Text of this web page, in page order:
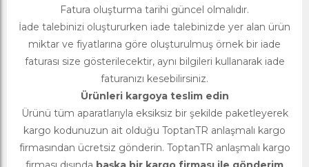
Fatura oluşturma tarihi güncel olmalıdır.
İade talebinizi oluştururken iade talebinizde yer alan ürün
miktar ve fiyatlarına göre oluşturulmuş örnek bir iade
faturası size gösterilecektir, aynı bilgileri kullanarak iade
faturanızı kesebilirsiniz.
Ürünleri kargoya teslim edin
Ürünü tüm aparatlarıyla eksiksiz bir şekilde paketleyerek
kargo kodunuzun ait olduğu ToptanTR anlaşmalı kargo
firmasından ücretsiz gönderin. ToptanTR anlaşmalı kargo